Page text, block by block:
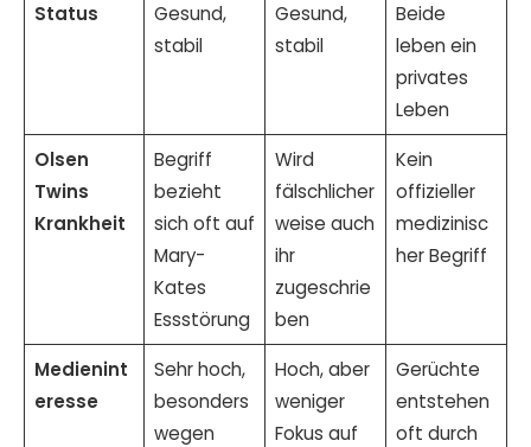
Status
Gesund,
stabil
Gesund,
stabil
Beide
leben ein
privates
Leben
Olsen
Twins
Krankheit
Begriff
bezieht
sich oft auf
Mary-
Kates
Essstörung
Wird
fälschlicher
weise auch
ihr
zugeschrie
ben
Kein
offizieller
medizinisc
her Begriff
Medienint
eresse
Sehr hoch,
besonders
wegen
Hoch, aber
weniger
Fokus auf
Gerüchte
entstehen
oft durch